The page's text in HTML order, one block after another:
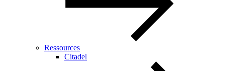
Ressources
Citadel